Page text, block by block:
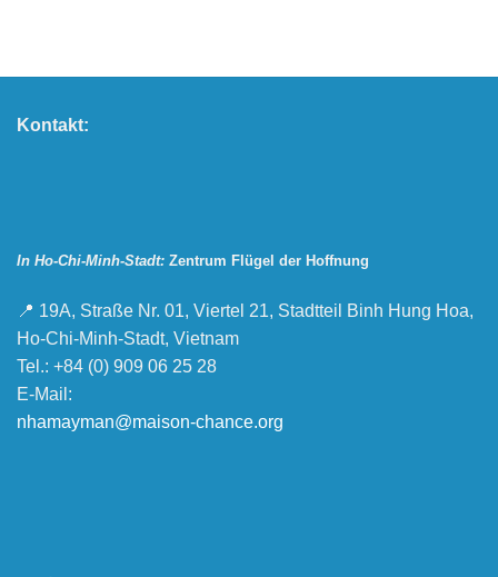
Kontakt:
In Ho-Chi-Minh-Stadt: Zentrum Flügel der Hoffnung
📍 19A, Straße Nr. 01, Viertel 21, Stadtteil Binh Hung Hoa,
Ho-Chi-Minh-Stadt, Vietnam
Tel.: +84 (0) 909 06 25 28
E-Mail:
nhamayman@maison-chance.org